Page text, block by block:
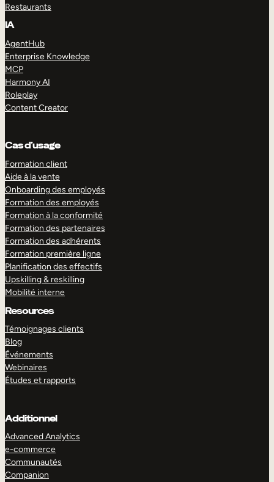
Restaurants
IA
AgentHub
Enterprise Knowledge
MCP
Harmony AI
Roleplay
Content Creator
Cas d’usage
Formation client
Aide à la vente
Onboarding des employés
Formation des employés
Formation à la conformité
Formation des partenaires
Formation des adhérents
Formation première ligne
Planification des effectifs
Upskilling & reskilling
Mobilité interne
Resources
Témoignages clients
Blog
Événements
Webinaires
Études et rapports
Additionnel
Advanced Analytics
e-commerce
Communautés
Companion